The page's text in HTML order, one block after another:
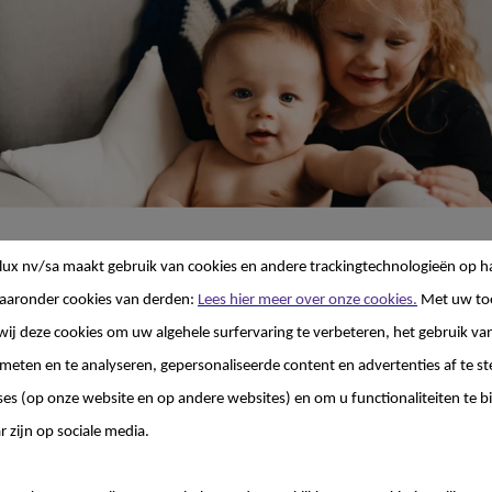
dit belangrijke bericht te lezen.
kindje maakt, zijn helemaal aan jou.
alle voordelen die je baby nodig heeft. Daarom
uitsluitend borstvoeding te geven, en om
voeding tot je kindje 2 jaar of ouder is. Een gezonde
nv/sa maakt gebruik van cookies en andere trackingtechnologieën op
cookies van derden: Lees hier meer over onze cookies. Met uw
deze cookies om uw algehele surfervaring te verbeteren, het gebruik
en te analyseren, gepersonaliseerde content en advertenties af te
(op onze website en op andere websites) en om u functionaliteiten te
zijn op sociale media.